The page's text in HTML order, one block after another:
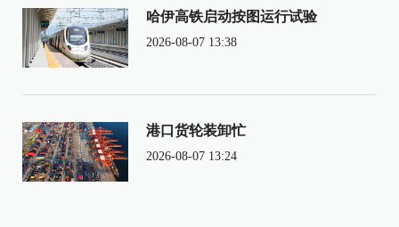
哈伊高铁启动按图运行试验
2026-08-07 13:38
港口货轮装卸忙
2026-08-07 13:24